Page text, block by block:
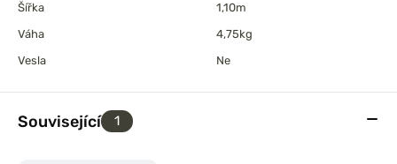
Šířka
1,10m
Váha
4,75kg
Vesla
Ne
Související 1